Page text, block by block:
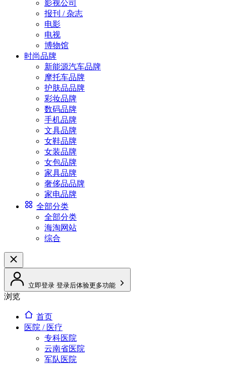
影视公司
报刊 / 杂志
电影
电视
博物馆
时尚品牌
新能源汽车品牌
摩托车品牌
护肤品品牌
彩妆品牌
数码品牌
手机品牌
文具品牌
女鞋品牌
女装品牌
女包品牌
家具品牌
奢侈品品牌
家电品牌
全部分类
全部分类
海淘网站
综合
立即登录 登录后体验更多功能
浏览
首页
医院 / 医疗
专科医院
云南省医院
军队医院